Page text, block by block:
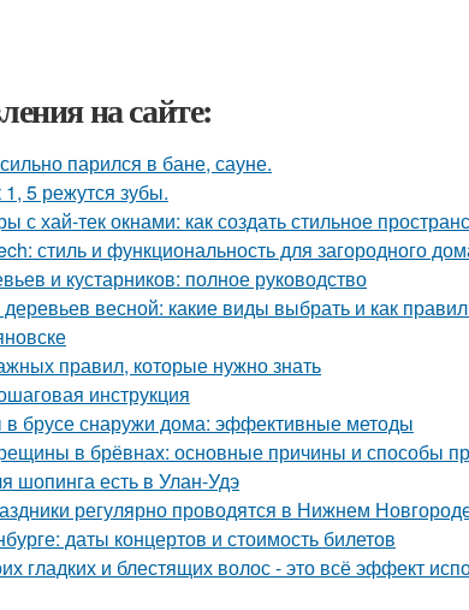
на сайте:
парился в бане, сауне.
5 режутся зубы.
хай-тек окнами: как создать стильное
стиль и функциональность для загородного
и кустарников: полное руководство
весной: какие виды выбрать и как
правил, которые нужно знать
инструкция
в брусе снаружи дома: эффективные методы
в брёвнах: основные причины и способы
шопинга есть в Улан-Удэ
регулярно проводятся в Нижнем
даты концертов и стоимость билетов
гладких и блестящих волос - это всё эффект